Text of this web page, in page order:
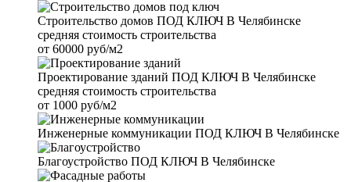
Строительство домов ПОД КЛЮЧ В Челябинске
средняя стоимость строительства
от 60000 руб/м2
Проектирование зданий ПОД КЛЮЧ В Челябинске
средняя стоимость строительства
от 1000 руб/м2
Инженерные коммуникации ПОД КЛЮЧ В Челябинске
Благоустройство ПОД КЛЮЧ В Челябинске